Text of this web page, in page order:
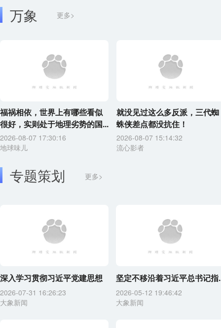
更多>
万象
福祸相依，世界上有哪些看似
很好，实则处于地理劣势的国...
2026-08-07 17:30:16
地球味儿
就没见过这么多反派，三代蜘
蛛侠差点都没抗住！
2026-08-07 15:14:32
流心影者
专题策划 更多>
深入学习贯彻习近平党建思想
2026-07-31 16:26:23
大象新闻
坚定不移沿着习近平总书记指
2026-05-12 19:46:42
大象新闻